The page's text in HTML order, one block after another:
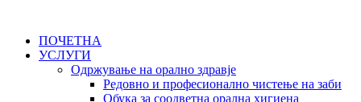
ПОЧЕТНА
УСЛУГИ
Одржување на орално здравје
Редовно и професионално чистење на заби
Обука за соодветна орална хигиена